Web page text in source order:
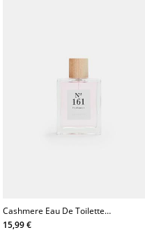
Cashmere Eau De Toilette
N°161 100 Ml
15,99 €